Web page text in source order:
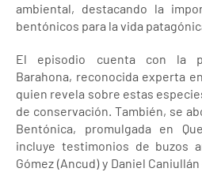
ambiental, destacando la
bentónicos para la vida
El episodio cuenta con la
Barahona, reconocida experta
quien revela sobre estas
de conservación. También, se
Bentónica, promulgada en
incluye testimonios de buzos
Gómez (Ancud) y Daniel